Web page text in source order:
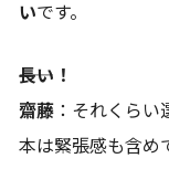
いです。
――長い！
齋藤 ：それくら
本は緊張感も含め